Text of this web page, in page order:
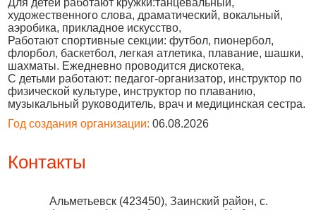
Для детей работают кружки:танцевальный,
художественного слова, драматический, вокальный,
аэробика, прикладное искусство,
Работают спортивные секции: футбол, пионербол,
флорбол, баскетбол, легкая атлетика, плавание, шашки,
шахматы. Ежедневно проводится дискотека,
С детьми работают: педагог-организатор, инструктор по
физической культуре, инструктор по плаванию,
музыкальный руководитель, врач и медицинская сестра.
Год создания организации: 06.08.2026
Контакты
Альметьевск (423450), Заинский район, с.